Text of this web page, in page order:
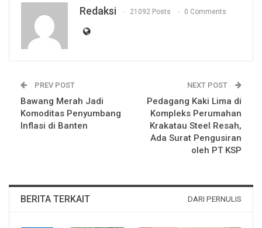
Redaksi 21092 Posts 0 Comments
PREV POST
Bawang Merah Jadi
Komoditas Penyumbang
Inflasi di Banten
NEXT POST
Pedagang Kaki Lima di
Kompleks Perumahan
Krakatau Steel Resah,
Ada Surat Pengusiran
oleh PT KSP
BERITA TERKAIT DARI PERNULIS